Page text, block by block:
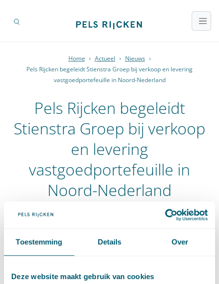
Toestemming Details Over
Deze website maakt gebruik van cookies
Home › Actueel › Nieuws ›
Pels Rijcken begeleidt Stienstra Groep bij verkoop en levering
vastgoedportefeuille in Noord-Nederland
Pels Rijcken begeleidt
Stienstra Groep bij verkoop
en levering
vastgoedportefeuille in
Noord-Nederland
Pels Rijcken en ABC Capital hebben Stienstra Groep bijgestaan
Noord-Nederland aan Urban Interest Vastgoed.
14 garages en verdere toebehoren verdeeld over de provincies